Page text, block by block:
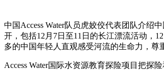
中国Access Water队员虎姣佼代表团队介绍
开，包括12月7日至11日的长江漂流活动，
多的中国年轻人直观感受河流的生命力，尊
Access Water国际水资源教育探险项目把